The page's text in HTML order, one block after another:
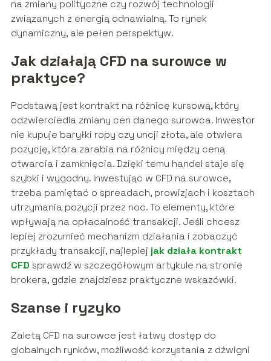
na zmiany polityczne czy rozwój technologii
związanych z energią odnawialną. To rynek
dynamiczny, ale pełen perspektyw.
Jak działają CFD na surowce w
praktyce?
Podstawą jest kontrakt na różnicę kursową, który
odzwierciedla zmiany cen danego surowca. Inwestor
nie kupuje baryłki ropy czy uncji złota, ale otwiera
pozycję, która zarabia na różnicy między ceną
otwarcia i zamknięcia. Dzięki temu handel staje się
szybki i wygodny. Inwestując w CFD na surowce,
trzeba pamiętać o spreadach, prowizjach i kosztach
utrzymania pozycji przez noc. To elementy, które
wpływają na opłacalność transakcji. Jeśli chcesz
lepiej zrozumieć mechanizm działania i zobaczyć
przykłady transakcji, najlepiej jak działa kontrakt
CFD sprawdź w szczegółowym artykule na stronie
brokera, gdzie znajdziesz praktyczne wskazówki.
Szanse i ryzyko
Zaletą CFD na surowce jest łatwy dostęp do
globalnych rynków, możliwość korzystania z dźwigni